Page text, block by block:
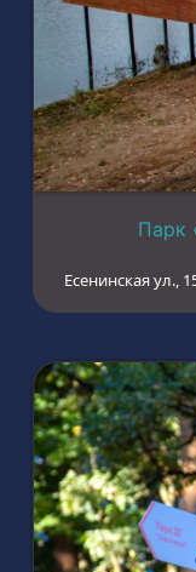
Парк
Есенинская ул.,